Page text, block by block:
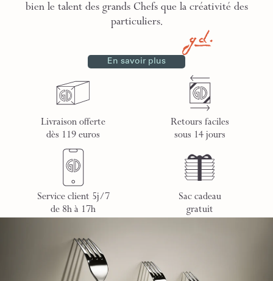
bien le talent des grands Chefs que la créativité des
particuliers.
En savoir plus
Livraison offerte
dès 119 euros
Retours faciles
sous 14 jours
Service client 5j/7
de 8h à 17h
Sac cadeau
gratuit